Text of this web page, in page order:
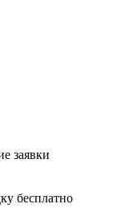
заявки
бесплатно